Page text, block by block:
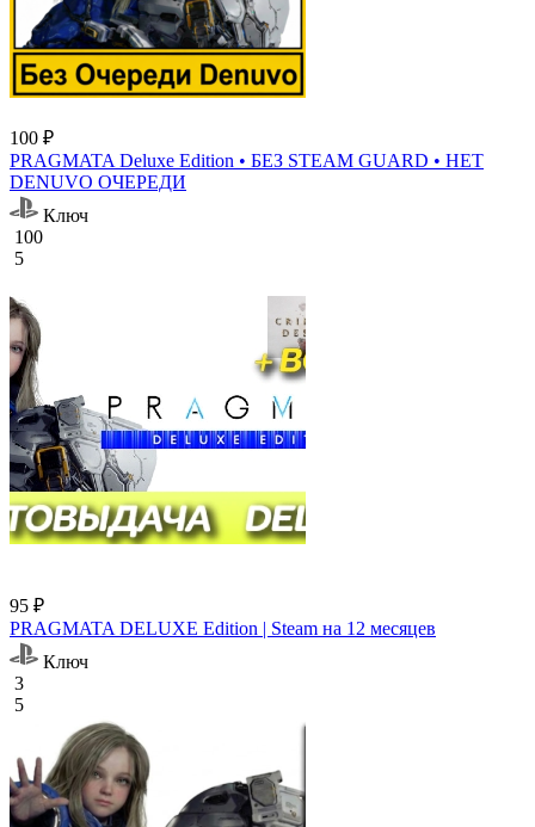
100 ₽
PRAGMATA Deluxe Edition • БЕЗ STEAM GUARD • НЕТ
DENUVO ОЧЕРЕДИ
Ключ
100
5
95 ₽
PRAGMATA DELUXE Edition | Steam на 12 месяцев
Ключ
3
5